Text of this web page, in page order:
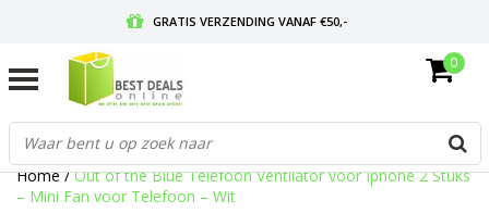
GRATIS VERZENDING VANAF €50,-
GRATIS RETOURNEREN EN 30 DAGEN BEDENKTIJD
0
Home/Out of the Blue Telefoon Ventilator voor Iphone 2 Stuks
– Mini Fan voor Telefoon – Wit